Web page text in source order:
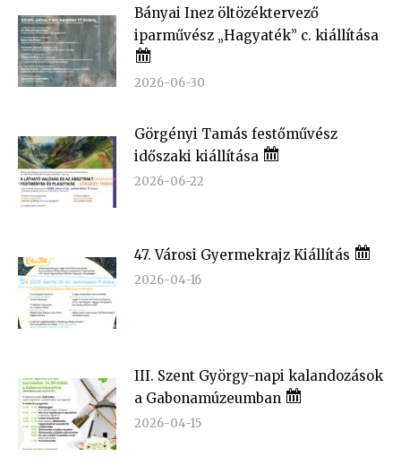
Bányai Inez öltözéktervező
iparművész „Hagyaték” c. kiállítása
2026-06-30
Görgényi Tamás festőművész
időszaki kiállítása
2026-06-22
47. Városi Gyermekrajz Kiállítás
2026-04-16
III. Szent György-napi kalandozások
a Gabonamúzeumban
2026-04-15